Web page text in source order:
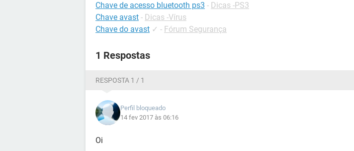
Chave de acesso bluetooth ps3 - Dicas -PS3
Chave avast - Dicas -Vírus
Chave do avast ✓ - Fórum Segurança
1 Respostas
RESPOSTA 1 / 1
Perfil bloqueado
14 fev 2017 às 06:16
Oi